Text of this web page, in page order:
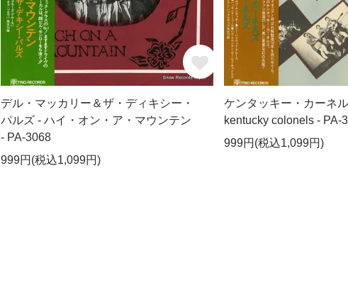
デル・マッカリー＆ザ・ディキシー・
パルズ - ハイ・オン・ア・マウンテン
- PA-3068
999円(税込1,099円)
ケンタッキー・カーネ
kentucky colonels - PA-
999円(税込1,099円)